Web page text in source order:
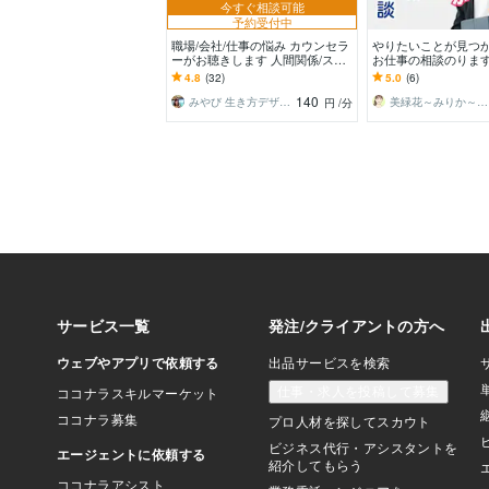
今すぐ相談可能
予約受付中
職場/会社/仕事の悩み カウンセラ
ーがお聴きします 人間関係/スト
レス/愚痴/転職/パワハラ/セクハ
ラ/トラブル
4.8 (32)
みやび 生き方デザイナー 140 円 /分
やりたいことが見つ
お仕事の相談のりま
当の私が自分らしい
けるお手伝いします
5.0 (6)
美緑花～みりか～☘️癒しと安心の拠り所